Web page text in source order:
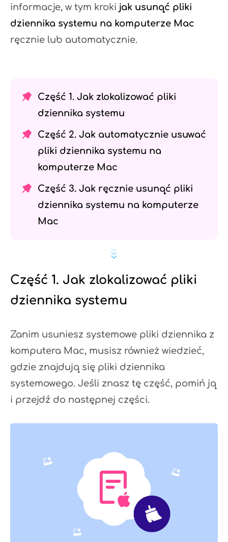
informacje, w tym kroki jak usunąć pliki
dziennika systemu na komputerze Mac
ręcznie lub automatycznie.
Część 1. Jak zlokalizować pliki
dziennika systemu
Część 2. Jak automatycznie usuwać
pliki dziennika systemu na
komputerze Mac
Część 3. Jak ręcznie usunąć pliki
dziennika systemu na komputerze
Mac
Część 1. Jak zlokalizować pliki
dziennika systemu
Zanim usuniesz systemowe pliki dziennika z
komputera Mac, musisz również wiedzieć,
gdzie znajdują się pliki dziennika
systemowego. Jeśli znasz tę część, pomiń ją
i przejdź do następnej części.